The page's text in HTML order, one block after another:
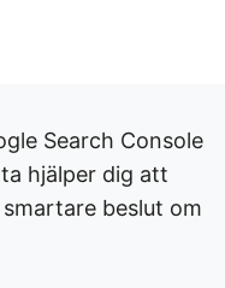
Search Console
hjälper dig att
beslut om